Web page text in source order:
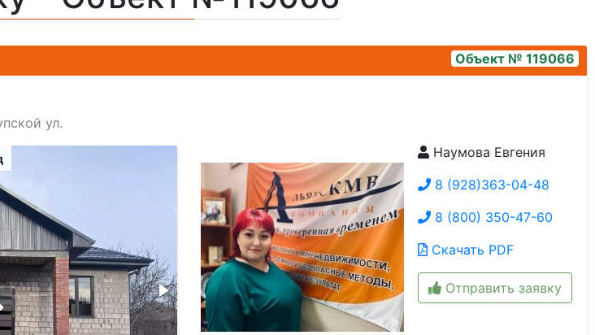
Объект № 119066
ул.
Наумова Евгения
8 (928)363-04-48
8 (800) 350-47-60
Скачать PDF
Отправить заявку